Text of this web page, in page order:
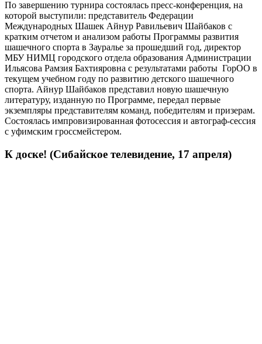
По завершению турнира состоялась пресс-конференция, на
которой выступили: представитель Федерации
Международных Шашек Айнур Равильевич Шайбаков с
кратким отчетом и анализом работы Программы развития
шашечного спорта в Зауралье за прошедший год, директор
МБУ НИМЦ городского отдела образования Администрации
Ильясова Рамзия Бахтияровна с результатами работы ГорОО в
текущем учебном году по развитию детского шашечного
спорта. Айнур Шайбаков представил новую шашечную
литературу, изданную по Программе, передал первые
экземпляры представителям команд, победителям и призерам.
Состоялась импровизированная фотосессия и автограф-сессия
с уфимским гроссмейстером.
К доске! (Сибайское телевидение, 17 апреля)